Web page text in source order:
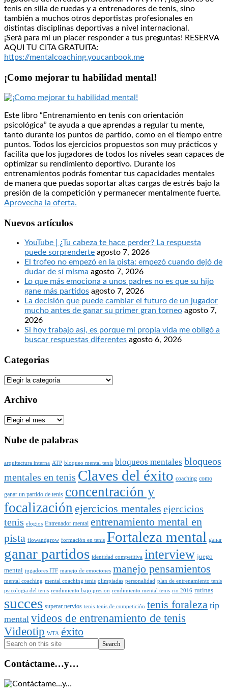
tenis en silla de ruedas y a entrenadores de tenis, sino
también a muchos otros deportistas profesionales en
distintas disciplinas deportivas a nivel internacional.
¡Será para mí un placer responder a tus preguntas! RESERVA
AQUI TU CITA GRATUITA:
https://mentalcoaching.youcanbook.me
¡Como mejorar tu habilidad mental!
Este libro “Entrenamiento en tenis con orientación
psicológica” te ayuda a que aprendas a regular tu mente,
tanto durante los puntos de partido, como en el tiempo entre
puntos. Todos los ejercicios propuestos son muy prácticos y
facilita que los jugadores de todos los niveles sean capaces de
optimizar su rendimiento deportivo. Durante los
entrenamientos podrás fomentar tus capacidades mentales
de manera que puedas soportar altas cargas de estrés bajo la
presión de la competición y permanecer mentalmente fuerte.
Aprovecha la oferta.
Nuevos artículos
YouTube | ¿Tu cabeza te hace perder? La respuesta
puede sorprenderte agosto 7, 2026
El trofeo no empezó en la pista: empezó cuando dejó de
dudar de sí misma agosto 7, 2026
Lo que más emociona a unos padres no es que su hijo
gane más partidos agosto 7, 2026
La decisión que puede cambiar el futuro de un jugador
mucho antes de ganar su primer gran torneo agosto 7,
2026
Si hoy trabajo así, es porque mi propia vida me obligó a
buscar respuestas diferentes agosto 6, 2026
Categorias
Categorias
Archivo
Archivo
Nube de palabras
arquitectura interna ATP bloqueo mental tenis bloqueos mentales bloqueos
mentales en tenis Claves del éxito coaching como
ganar un partido de tenis concentración y
focalización ejercicios mentales ejercicios
tenis elogios Entrenador mental entrenamiento mental en
pista flowandgrow formación en tenis Fortaleza mental ganar
ganar partidos identidad competitiva interview juego
mental jugadores ITF manejo de emociones manejo pensamientos
mental coaching mental coaching tenis olimpiadas personalidad plan de entrenamiento tenis
psicologia del tenis rendimiento bajo presion rendimiento mental tenis rio 2016 rutinas
succes superar nervios tenis tenis de competición tenis foraleza tip
mental videos de entrenamiento de tenis
Videotip WTA éxito
Search
Contáctame…y…